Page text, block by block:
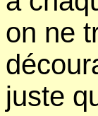
on ne
juste